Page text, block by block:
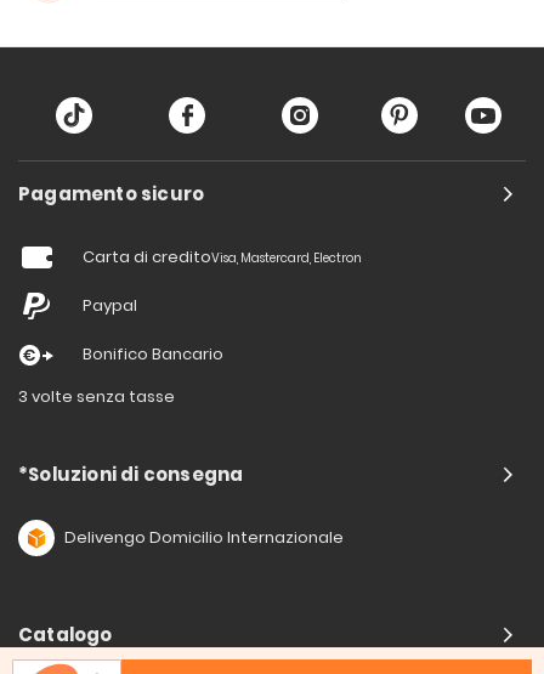
Pagamento sicuro
Carta di creditoVisa, Mastercard, Electron
Paypal
Bonifico Bancario
3 volte senza tasse
*Soluzioni di consegna
Delivengo Domicilio Internazionale
Catalogo